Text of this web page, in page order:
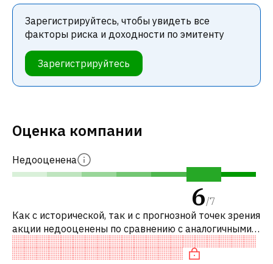
Зарегистрируйтесь, чтобы увидеть все
факторы риска и доходности по эмитенту
Зарегистрируйтесь
Оценка компании
Недооценена
6/7
Как с исторической, так и с прогнозной точек зрения
акции недооценены по сравнению с аналогичными
акциями. В частности, акция компании недооценена
по P/E, «дорогая» по EV